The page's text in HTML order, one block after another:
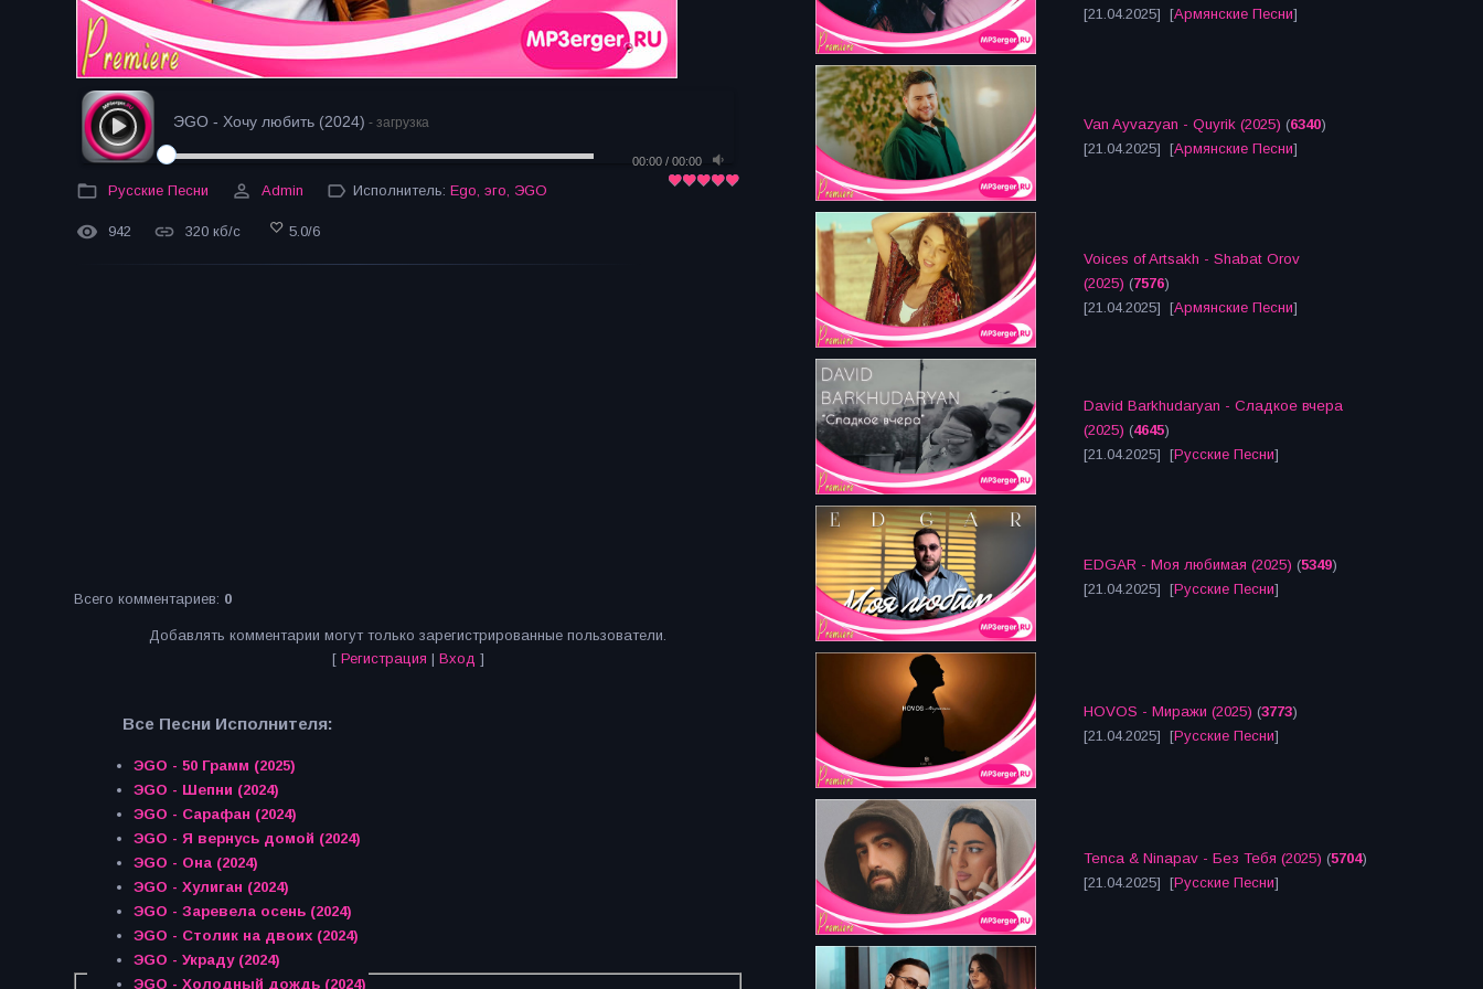
ЭGO - Хочу любить (2024) - загрузка
00:00 / 00:00
Русские Песни Admin Исполнитель: Ego эго ЭGO
942 320 кб/с 5.0/6
Всего комментариев: 0
Добавлять комментарии могут только зарегистрированные пользователи.
[ Регистрация | Вход ]
Все Песни Исполнителя:
ЭGO - 50 Грамм (2025)
ЭGO - Шепни (2024)
ЭGO - Сарафан (2024)
ЭGO - Я вернусь домой (2024)
ЭGO - Она (2024)
ЭGO - Хулиган (2024)
ЭGO - Заревела осень (2024)
ЭGO - Столик на двоих (2024)
ЭGO - Украду (2024)
ЭGO - Холодный дождь (2024)
[21.04.2025] [Армянские Песни]
Van Ayvazyan - Quyrik (2025) (6340)
[21.04.2025] [Армянские Песни]
Voices of Artsakh - Shabat Orov
(2025) (7576)
[21.04.2025] [Армянские Песни]
David Barkhudaryan - Сладкое вчера
(2025) (4645)
[21.04.2025] [Русские Песни]
EDGAR - Моя любимая (2025) (5349)
[21.04.2025] [Русские Песни]
HOVOS - Миражи (2025) (3773)
[21.04.2025] [Русские Песни]
Tenca & Ninapav - Без Тебя (2025) (5704)
[21.04.2025] [Русские Песни]